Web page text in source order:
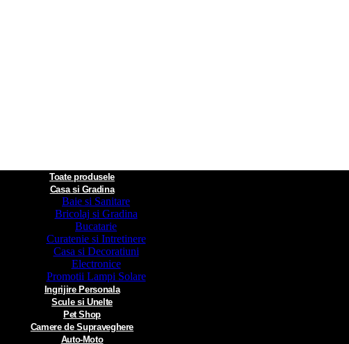
Toate produsele
Casa si Gradina
Baie si Sanitare
Bricolaj si Gradina
Bucatarie
Curatenie si Intretinere
Casa si Decoratiuni
Electronice
Promotii Lampi Solare
Ingrijire Personala
Scule si Unelte
Pet Shop
Camere de Supraveghere
Auto-Moto